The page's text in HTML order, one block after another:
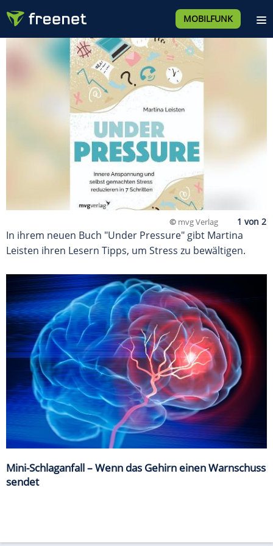
MOBILFUNK
© mvg Verlag
In ihrem neuen Buch "Under Pressure" gibt Martina
Leisten ihren Lesern Tipps, um Stress zu bewältigen.
Mini-Schlaganfall – Wenn das Gehirn einen Warnschuss
sendet